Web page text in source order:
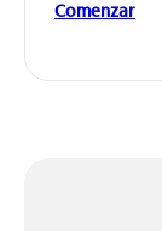
Comenzar